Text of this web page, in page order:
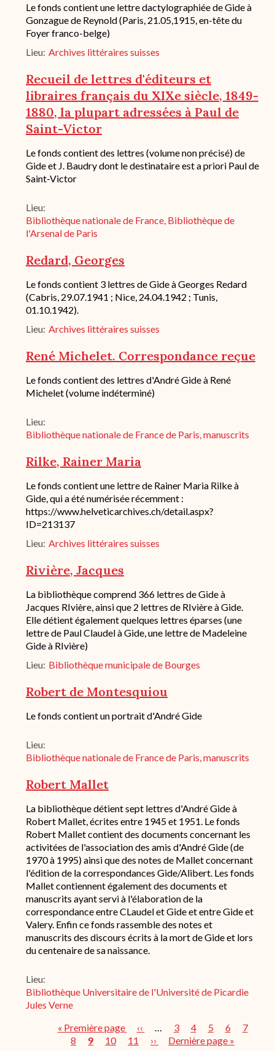
Description
succincte
du
fond
/
conservation
Le fonds contient une lettre dactylographiée de Gide à
Gonzague de Reynold (Paris, 21.05,1915, en-tête du
Foyer franco-belge)
Lieu Archives littéraires suisses
Recueil de lettres d'éditeurs et
libraires français du XIXe siècle, 1849-
1880, la plupart adressées à Paul de
Saint-Victor
Description
succincte
du
fond
historique
de
conservation
Le fonds contient des lettres (volume non précisé) de
Gide et J. Baudry dont le destinataire est a priori Paul de
Saint-Victor
Lieu
Bibliothèque nationale de France, Bibliothèque de
l'Arsenal de Paris
Redard, Georges
Description
succincte
du
fond
/
conservation
Le fonds contient 3 lettres de Gide à Georges Redard
(Cabris, 29.07.1941 ; Nice, 24.04.1942 ; Tunis,
01.10.1942).
Lieu Archives littéraires suisses
René Michelet. Correspondance reçue
Description
succincte
/
historique
conservation
Le fonds contient des lettres d'André Gide à René
Michelet (volume indéterminé)
Lieu
Bibliothèque nationale de France de Paris, manuscrits
Rilke, Rainer Maria
Description
succincte
du
fond
/
historique
de
Le fonds contient une lettre de Rainer Maria Rilke à
Gide, qui a été numérisée récemment :
https://www.helveticarchives.ch/detail.aspx?
ID=213137
Lieu Archives littéraires suisses
Rivière, Jacques
Description
succincte
du
fond
/
historique
conservation
La bibliothèque comprend 366 lettres de Gide à
Jacques RIvière, ainsi que 2 lettres de RIvière à Gide.
Elle détient également quelques lettres éparses (une
lettre de Paul Claudel à Gide, une lettre de Madeleine
Gide à RIvière)
Lieu Bibliothèque municipale de Bourges
Robert de Montesquiou
Description
fond
/
de
conservation
Le fonds contient un portrait d'André Gide
Lieu
Bibliothèque nationale de France de Paris, manuscrits
Robert Mallet
Description
succincte
du
fond
/
historique
de
conservation
La bibliothèque détient sept lettres d'André Gide à
Robert Mallet, écrites entre 1945 et 1951. Le fonds
Robert Mallet contient des documents concernant les
activitées de l'association des amis d'André Gide (de
1970 à 1995) ainsi que des notes de Mallet concernant
l'édition de la correspondances Gide/Alibert. Les fonds
Mallet contiennent également des documents et
manuscrits ayant servi à l'élaboration de la
correspondance entre CLaudel et Gide et entre Gide et
Valery. Enfin ce fonds rassemble des notes et
manuscrits des discours écrits à la mort de Gide et lors
du centenaire de sa naissance.
Lieu
Bibliothèque Universitaire de l'Université de Picardie
Jules Verne
Pagination
Première
page
« Première page
Page
précédente
‹‹ … Page
3 Page
4 Page
5 Page
6 Page
7
8
Page
9 Page
10 Page
11
Page
››
Dernière
Dernière page »